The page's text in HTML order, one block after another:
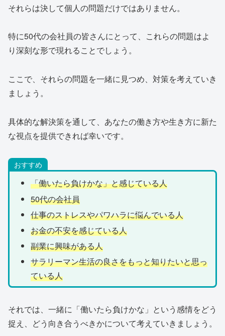
それらは決して個人の問題だけではありません。
特に50代の会社員の皆さんにとって、これらの問題はよ
り深刻な形で現れることでしょう。
ここで、それらの問題を一緒に見つめ、対策を考えていき
ましょう。
具体的な解決策を通して、あなたの働き方や生き方に新た
な視点を提供できれば幸いです。
おすすめ
「働いたら負けかな」と感じている人
50代の会社員
仕事のストレスやパワハラに悩んでいる人
お金の不安を感じている人
副業に興味がある人
サラリーマン生活の良さをもっと知りたいと思っ
ている人
それでは、一緒に「働いたら負けかな」という感情をどう
捉え、どう向き合うべきかについて考えていきましょう。